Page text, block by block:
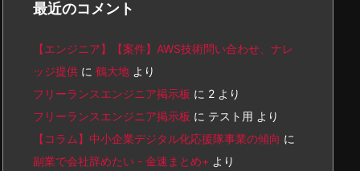
最近のコメント
【エンジニア】【案件】AWS技術問い合わせ、ナレ
ッジ提供 に 鶴大地 より
フリーランスエンジニア掲示板 に 2 より
フリーランスエンジニア掲示板 に テスト用 より
【コラム】中小企業デジタル化応援隊事業の傾向 に
副業で会社辞めたい - 金速まとめ+ より